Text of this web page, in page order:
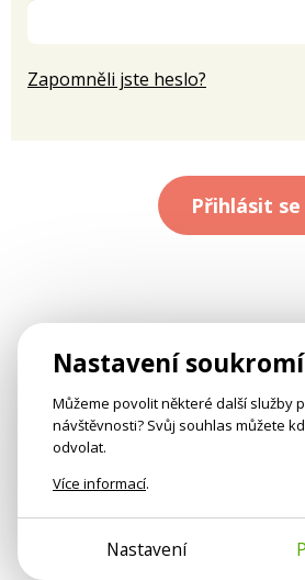
Zapomněli jste heslo?
Přihlásit se
Nastavení soukromí
Můžeme povolit některé další služby
návštěvnosti? Svůj souhlas můžete
odvolat.
Více informací.
Nastavení